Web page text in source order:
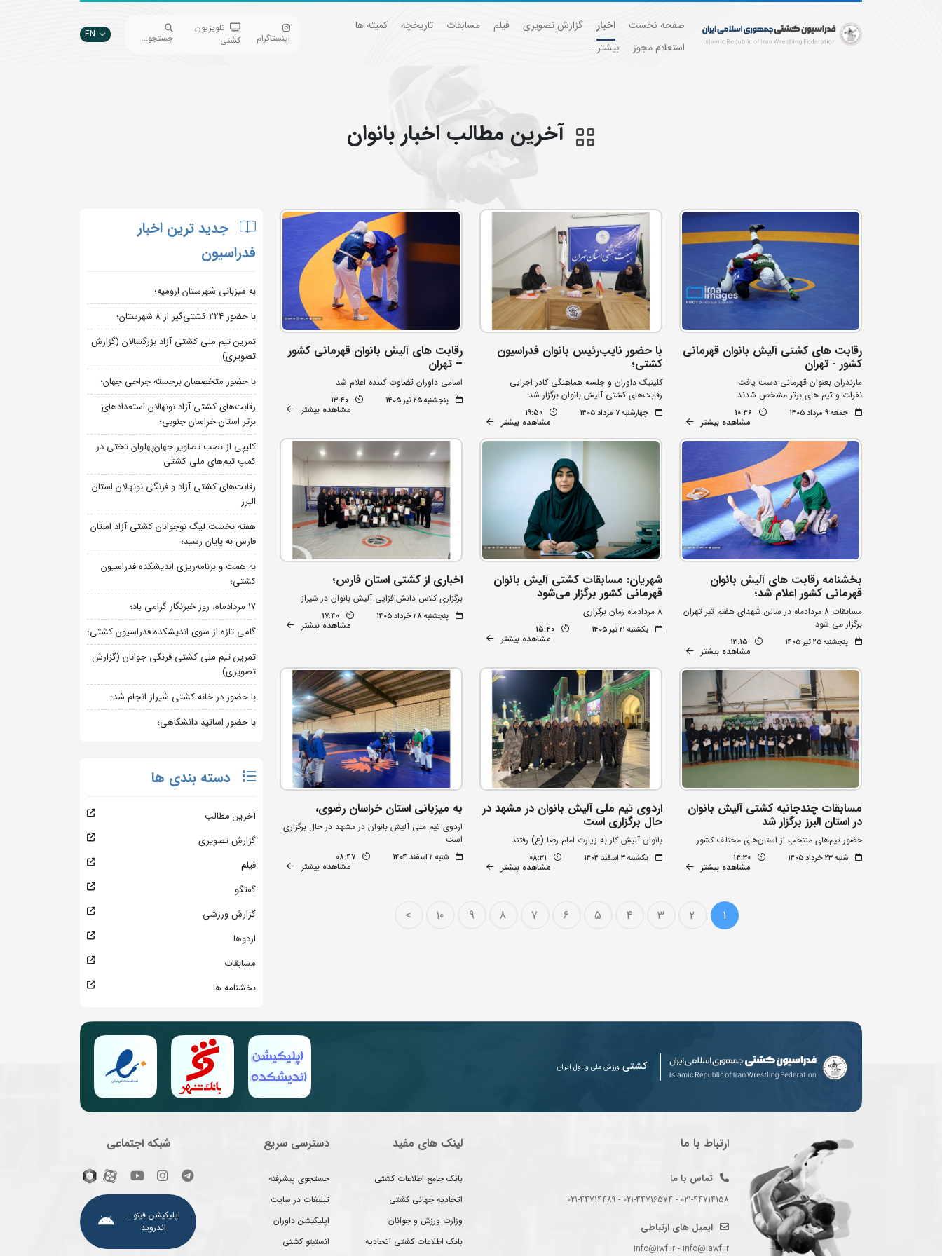
صفحه نخست اخبار گزارش تصویری فیلم مسابقات تاریخچه
کمیته ها
استعلام مجوز
بیشتر...
اینستاگرام
تلویزیون
کشتی
جستجو... EN
آخرین مطالب اخبار بانوان
رقابت های کشتی آلیش بانوان قهرمانی
کشور - تهران
مازندران بعنوان قهرمانی دست یافت
نفرات و تیم های برتر مشخص شدند
جمعه ۹ مرداد ۱۴۰۵ 10:46
مشاهده بیشتر
با حضور نایب‌رئیس بانوان فدراسیون
کشتی؛
کلینیک داوران و جلسه هماهنگی کادر اجرایی
رقابت‌های کشتی آلیش بانوان برگزار شد
چهارشنبه ۷ مرداد ۱۴۰۵ 19:50
مشاهده بیشتر
رقابت های آلیش بانوان قهرمانی کشور
– تهران
اسامی داوران قضاوت کننده اعلام شد
پنجشنبه ۲۵ تیر ۱۴۰۵ 13:40
مشاهده بیشتر
بخشنامه رقابت های آلیش بانوان
قهرمانی کشور اعلام شد؛
مسابقات 8 مردادماه در سالن شهدای هفتم تیر تهران
برگزار می شود
پنجشنبه ۲۵ تیر ۱۴۰۵ 13:15
مشاهده بیشتر
شهریان: مسابقات کشتی آلیش بانوان
قهرمانی کشور برگزار می‌شود
8 مردادماه زمان برگزاری
یکشنبه ۲۱ تیر ۱۴۰۵ 15:40
مشاهده بیشتر
اخباری از کشتی استان فارس؛
برگزاری کلاس دانش‌افزایی آلیش بانوان در شیراز
پنجشنبه ۲۸ خرداد ۱۴۰۵ 17:40
مشاهده بیشتر
مسابقات چندجانبه کشتی آلیش بانوان
در استان البرز برگزار شد
حضور تیم‌های منتخب از استان‌های مختلف کشور
شنبه ۲۳ خرداد ۱۴۰۵ 14:30
مشاهده بیشتر
اردوی تیم ملی آلیش بانوان در مشهد در
حال برگزاری است
بانوان آلیش کار به زیارت امام رضا (ع) رفتند
یکشنبه ۳ اسفند ۱۴۰۴ 08:31
مشاهده بیشتر
به میزبانی استان خراسان رضوی،
اردوی تیم ملی آلیش بانوان در مشهد در حال برگزاری
است
شنبه ۲ اسفند ۱۴۰۴ 08:47
مشاهده بیشتر
1
2
3
4
5
6
7
8
9
10
>
جدید ترین اخبار
فدراسیون
به میزبانی شهرستان ارومیه؛
با حضور ۲۲۴ کشتی‌گیر از ۸ شهرستان؛
تمرین تیم ملی کشتی آزاد بزرگسالان (گزارش
تصویری)
با حضور متخصصان برجسته جراحی جهان؛
رقابت‌های کشتی آزاد نونهالان استعدادهای
برتر استان خراسان جنوبی؛
کلیپی از نصب تصاویر جهان‌پهلوان تختی در
کمپ تیم‌های ملی کشتی
رقابت‌های کشتی آزاد و فرنگی نونهالان استان
البرز
هفته نخست لیگ نوجوانان کشتی آزاد استان
فارس به پایان رسید؛
به همت و برنامه‌ریزی اندیشکده فدراسیون
کشتی؛
۱۷ مردادماه، روز خبرنگار گرامی باد؛
گامی تازه از سوی اندیشکده فدراسیون کشتی؛
تمرین تیم ملی کشتی فرنگی جوانان (گزارش
تصویری)
با حضور در خانه کشتی شیراز انجام شد؛
با حضور اساتید دانشگاهی؛
دسته بندی ها
آخرین مطالب
گزارش تصویری
فیلم
گفتگو
گزارش ورزشی
اردوها
مسابقات
بخشنامه ها
کشتی ورزش ملی و اول ایران
ارتباط با ما
تماس با ما
021-44714158 - 021-44716574 - 021-44714489
ایمیل های ارتباطی
info@iwf.ir - info@iawf.ir
لینک های مفید
بانک جامع اطلاعات کشتی
اتحادیه جهانی کشتی
وزارت ورزش و جوانان
بانک اطلاعات کشتی اتحادیه
دسترسی سریع
جستجوی پیشرفته
تبلیغات در سایت
اپلیکیشن داوران
انستیتو کشتی
شبکه اجتماعی
اپلیکیشن فیتو ـ
اندروید